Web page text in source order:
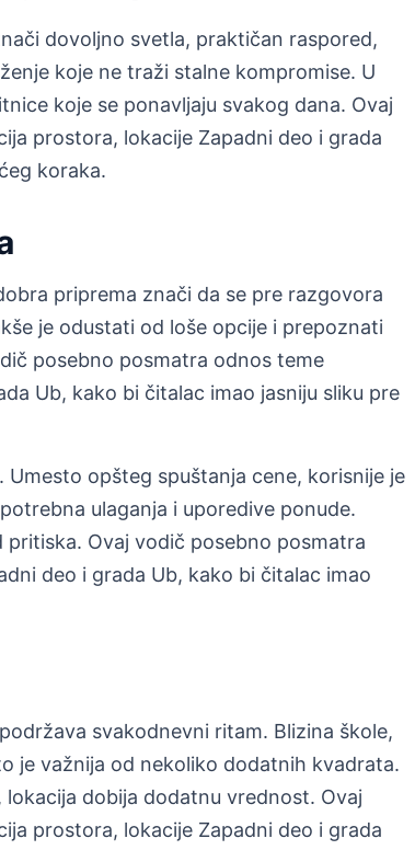
dovoljno svetla, praktičan raspored,
koje ne traži stalne kompromise. U
koje se ponavljaju svakog dana. Ovaj
prostora, lokacije Zapadni deo i grada
koraka.
priprema znači da se pre razgovora
je odustati od loše opcije i prepoznati
posebno posmatra odnos teme
Ub, kako bi čitalac imao jasniju sliku pre
opšteg spuštanja cene, korisnije je
ulaganja i uporedive ponude.
Ovaj vodič posebno posmatra
deo i grada Ub, kako bi čitalac imao
svakodnevni ritam. Blizina škole,
je važnija od nekoliko dodatnih kvadrata.
dobija dodatnu vrednost. Ovaj
prostora, lokacije Zapadni deo i grada